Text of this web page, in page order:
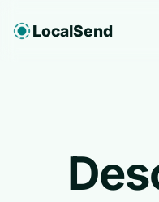
LocalSend